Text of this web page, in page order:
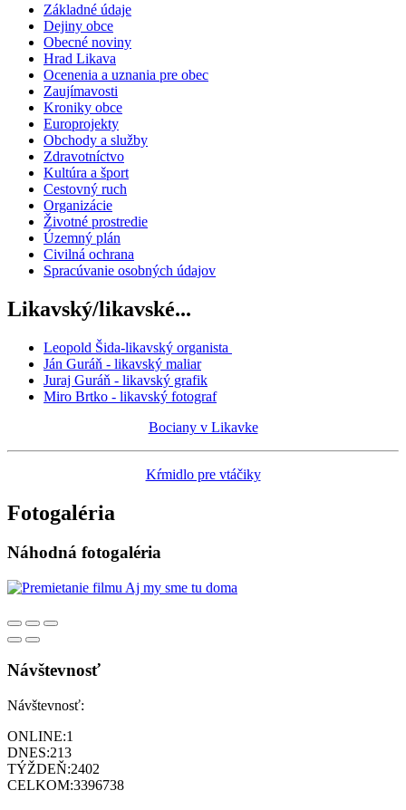
Základné údaje
Dejiny obce
Obecné noviny
Hrad Likava
Ocenenia a uznania pre obec
Zaujímavosti
Kroniky obce
Europrojekty
Obchody a služby
Zdravotníctvo
Kultúra a šport
Cestovný ruch
Organizácie
Životné prostredie
Územný plán
Civilná ochrana
Spracúvanie osobných údajov
Likavský/likavské...
Leopold Šida-likavský organista
Ján Guráň - likavský maliar
Juraj Guráň - likavský grafik
Miro Brtko - likavský fotograf
Bociany v Likavke
Kŕmidlo pre vtáčiky
Fotogaléria
Náhodná fotogaléria
Návštevnosť
Návštevnosť:
ONLINE:1
DNES:213
TÝŽDEŇ:2402
CELKOM:3396738